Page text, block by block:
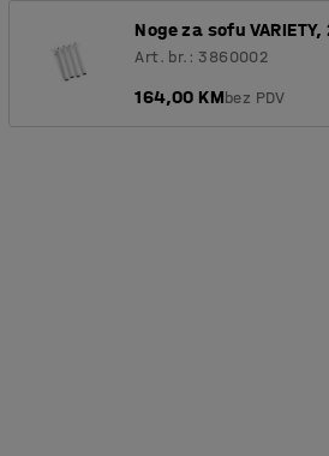
Noge za sofu
Art. br.: 3860002
164,00 KMbez PDV